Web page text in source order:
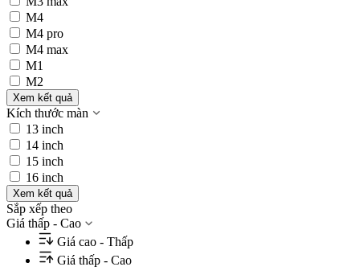
M4
M4 pro
M4 max
M1
M2
Xem kết quả
Kích thước màn
13 inch
14 inch
15 inch
16 inch
Xem kết quả
Sắp xếp theo
Giá thấp - Cao
Giá cao - Thấp
Giá thấp - Cao